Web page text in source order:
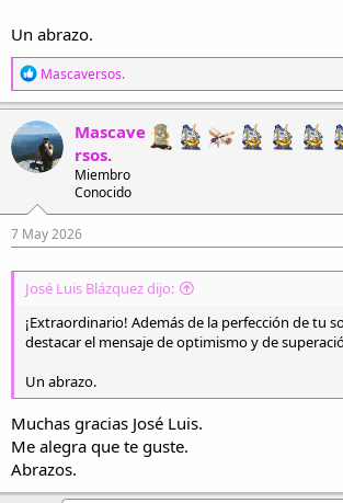
Un abrazo.
R
e
a
c
c
i
o
e
s
:
Mascaversos.
Mascave
rsos.
Miembro
Conocido
7 May 2026
José Luis Blázquez dijo:
¡Extraordinario! Además de la perfección de tu
destacar el mensaje de optimismo y de
Un abrazo.
Muchas gracias José Luis.
Me alegra que te guste.
Abrazos.